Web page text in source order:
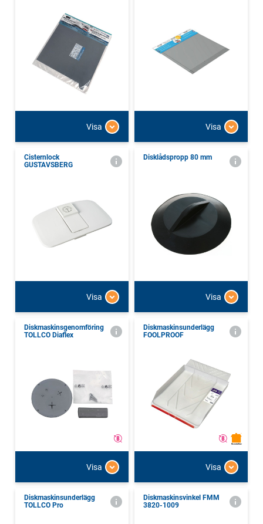
Visa Visa
Cisternlock
GUSTAVSBERG
Visa
Disklådspropp 80 mm
Visa
Diskmaskinsgenomföring
TOLLCO Diaflex
Visa
Diskmaskinsunderlägg
FOOLPROOF
Visa
Diskmaskinsunderlägg
TOLLCO Pro
Diskmaskinsvinkel FMM
3820-1009